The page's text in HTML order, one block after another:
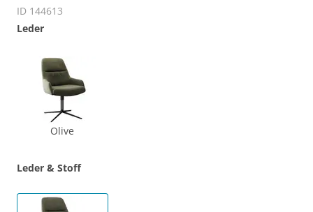
ID 144613
Leder
Olive
Leder & Stoff